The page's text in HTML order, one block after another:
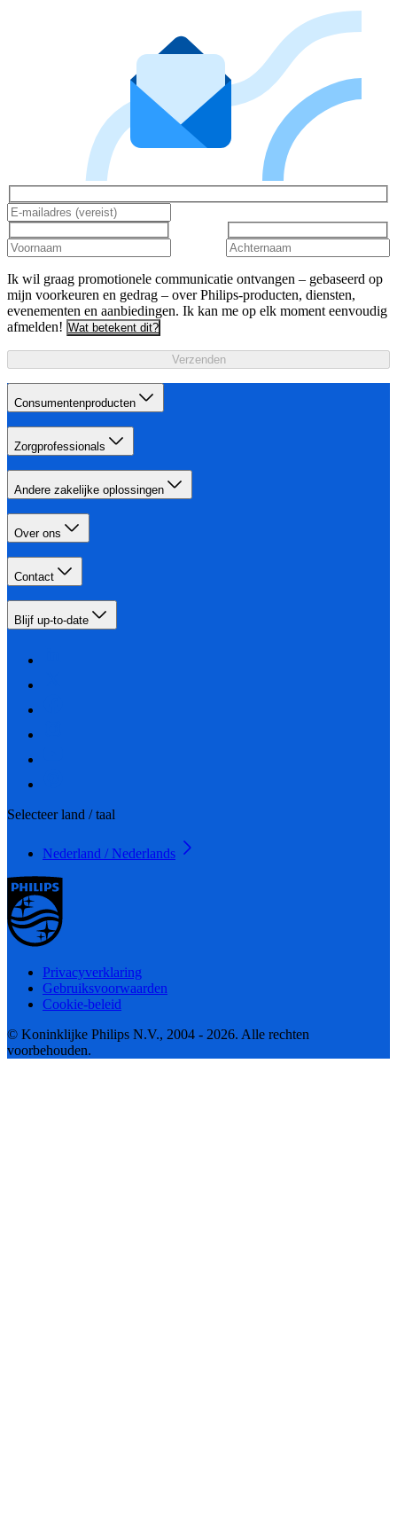
Ik wil graag promotionele communicatie ontvangen – gebaseerd op
mijn voorkeuren en gedrag – over Philips-producten, diensten,
evenementen en aanbiedingen. Ik kan me op elk moment eenvoudig
afmelden! Wat betekent dit?
Verzenden
Consumentenproducten
Zorgprofessionals
Andere zakelijke oplossingen
Over ons
Contact
Blijf up-to-date
Selecteer land / taal
Nederland / Nederlands
Privacyverklaring
Gebruiksvoorwaarden
Cookie-beleid
© Koninklijke Philips N.V., 2004 - 2026. Alle rechten
voorbehouden.